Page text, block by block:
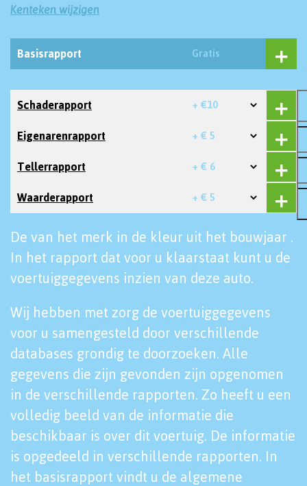
Kenteken wijzigen
Basisrapport Gratis
Schaderapport + €10
Eigenarenrapport + € 5
Tellerrapport + € 6
Waarderapport + € 5
De van het merk in de kleur uit het bouwjaar .
In het rapport dat voor u klaarstaat kunt u de
voertuiggegevens inzien van deze auto.
Wij hebben met zorg de voertuiggegevens
voor u samengesteld door verschillende
databases grondig te doorzoeken. Alle
gegevens die zijn gevonden zijn opgenomen
in de verschillende rapporten. Zo heeft u een
volledig beeld van de informatie die
beschikbaar is over dit voertuig. De informatie
is opgedeeld in verschillende rapporten. In
het basisrapport vindt u de algemene